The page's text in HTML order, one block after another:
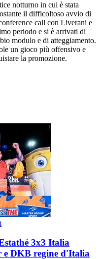
notturno in cui è stata
il difficoltoso avvio di
call con Liverani e
periodo e si è arrivati di
modulo e di atteggiamento.
un gioco più offensivo e
la promozione.
3x3 Italia
e DKB regine d'Italia